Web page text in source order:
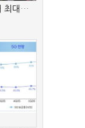
최대…